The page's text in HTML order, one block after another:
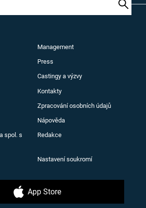
Management
Press
Castingy a výzvy
Kontakty
Zpracování osobních údajů
Nápověda
spol. s
Redakce
Nastavení soukromí
App Store